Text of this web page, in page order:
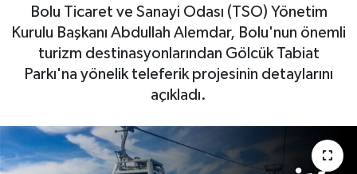
Bolu Ticaret ve Sanayi Odası (TSO) Yönetim
Kurulu Başkanı Abdullah Alemdar, Bolu'nun önemli
turizm destinasyonlarından Gölcük Tabiat
Parkı'na yönelik teleferik projesinin detaylarını
açıkladı.